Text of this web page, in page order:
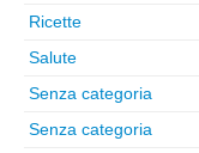
Ricette
Salute
Senza categoria
Senza categoria